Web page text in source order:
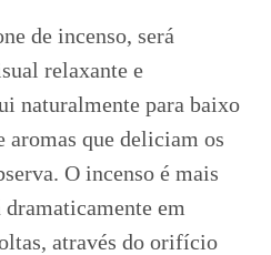
de incenso, será
relaxante e
naturalmente para baixo
aromas que deliciam os
O incenso é mais
dramaticamente em
através do orifício